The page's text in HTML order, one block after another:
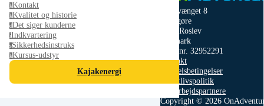
kKontakt
kKvalitet og historie
dDet siger kunderne
iIndkvartering
sSikkerhedsinstruks
kKursus-udstyr
Kajakenergi
Lyngvænget 8
Glyngøre
7870 Roslev
Denmark
CVR nr. 32952291
Kontakt
Handelsbetingelser
Privatlivspolitik
Samarbejdspartnere
Copyright © 2026